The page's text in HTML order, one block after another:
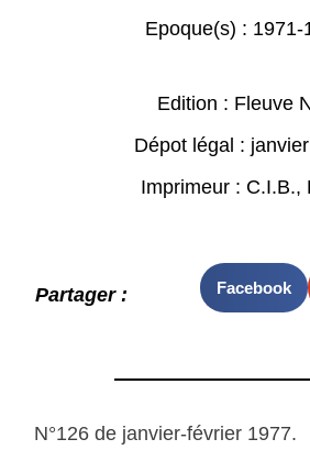
Epoque(s) : 1971-
Edition : Fleuve
Dépot légal :
Imprimeur : C.I.B.,
Partager : Facebook
N°126 de janvier-février 1977.